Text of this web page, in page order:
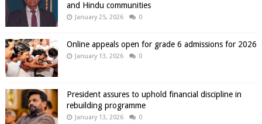
and Hindu communities
January 25, 2026 0
Online appeals open for grade 6 admissions for 2026
January 13, 2026 0
President assures to uphold financial discipline in
rebuilding programme
January 13, 2026 0